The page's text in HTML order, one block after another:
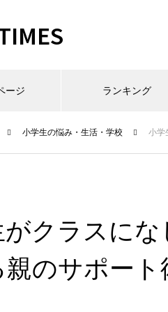
ージ ランキング
小学生の悩み・生活・学校 小学
がクラスに
のサポート